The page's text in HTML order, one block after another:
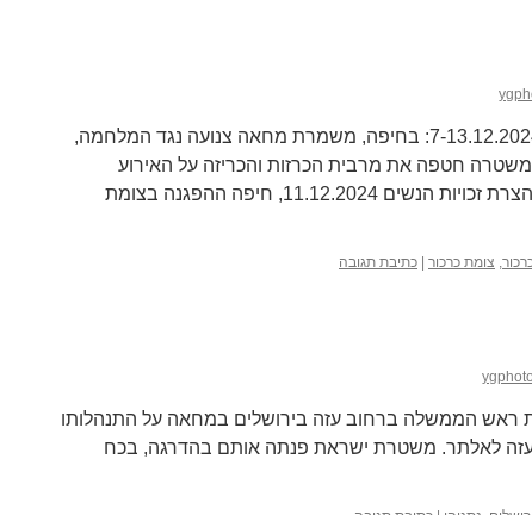
השבוע ה-62 למלחמת חרבות ברזל 7-13.12.2024: בחיפה, משמרת מחאה צנועה נגד המלחמה,
רחוב העצמאות 11.12.2024. המשטרה חטפה את מרבית הכרזות והכריזה על האירוע
כהתקהלות אסורה. הרבנים בישראל והצרת זכויות הנשים 11.12.2024, חיפה ההפגנה בצומת
, צומת כרכור כתיבת תגובה
ראש הממשלה ברחוב עזה בירושלים במחאה על התנהלותו
לאלתר. משטרת ישראת פנתה אותם בהדרגה, בכח